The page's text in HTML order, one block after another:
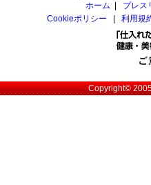
ホーム
プレス
Cookieポリシー
利用規
Copyright©